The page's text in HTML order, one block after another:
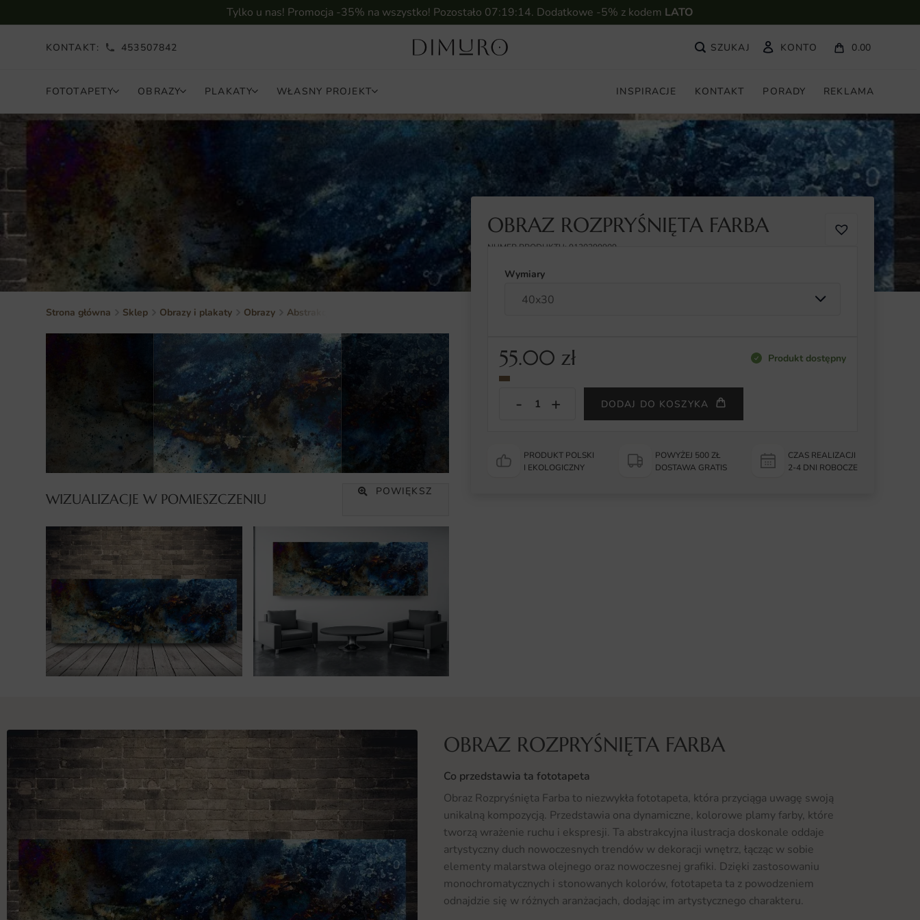
Tylko u nas! Promocja -35% na wszystko! Pozostało 07:19:13. Dodatkowe -5% z kodem LATO
KONTAKT: 453507842 KONTO 0.00
FOTOTAPETY OBRAZY PLAKATY WŁASNY PROJEKT INSPIRACJE KONTAKT PORADY REKLAMA
Strona główna Sklep Obrazy i plakaty Obrazy Abstrakcja
WIZUALIZACJE W POMIESZCZENIU POWIĘKSZ
OBRAZ ROZPRYŚNIĘTA FARBA
NUMER PRODUKTU: 9130399909
Wymiary
55.00 zł Produkt dostępny
DODAJ DO KOSZYKA
PRODUKT POLSKI
I EKOLOGICZNY
POWYŻEJ 500 ZŁ
DOSTAWA GRATIS
CZAS REALIZACJI
2-4 DNI ROBOCZE
OBRAZ ROZPRYŚNIĘTA FARBA
Co przedstawia ta fototapeta
Obraz Rozpryśnięta Farba to niezwykła fototapeta, która przyciąga uwagę swoją
unikalną kompozycją. Przedstawia ona dynamiczne, kolorowe plamy farby, które
tworzą wrażenie ruchu i ekspresji. Ta abstrakcyjna ilustracja doskonale oddaje
artystyczny duch nowoczesnych trendów w dekoracji wnętrz, łącząc w sobie
elementy malarstwa olejnego oraz nowoczesnej grafiki. Dzięki zastosowaniu
monochromatycznych i stonowanych kolorów, fototapeta ta z powodzeniem
odnajdzie się w różnych aranżacjach, dodając im artystycznego charakteru.